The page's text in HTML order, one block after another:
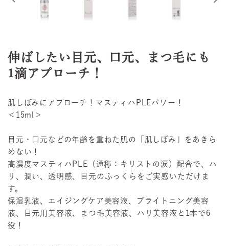
伸ばしたい目元、口元、まつ毛にも
1滴アプローチ！
肌しぼみにアプローチ！マスティハPLEパワー！
＜15ml＞
目元・口元などの年齢を重ねた肌の「肌しぼみ」をあきら
めない！
高濃度マスティハPLE（通称：キリストの涙）配合で、ハ
リ、潤い、透明感、目元のふっくらをご実感いただけま
す。
保湿乳液、エイジングケア美容液、ブライトニング美容
液、目元用美容液、まつ毛美容液、ハリ美容液と1本で6
役！